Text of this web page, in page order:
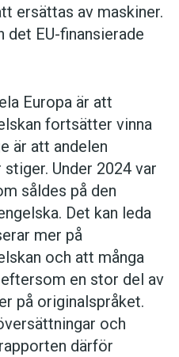
ersättas av maskiner.
det EU-finansierade
Europa är att
fortsätter vinna
är att andelen
Under 2024 var
såldes på den
Det kan leda
mer på
och att många
en stor del av
på originalspråket.
och
därför